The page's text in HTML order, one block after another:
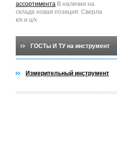
ассортимента В наличии на
складе новая позиция: Сверла
к/х и ц/х
ГОСТы И ТУ на инструмент
Измерительный инструмент